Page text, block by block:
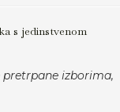
s jedinstvenom
izborima,